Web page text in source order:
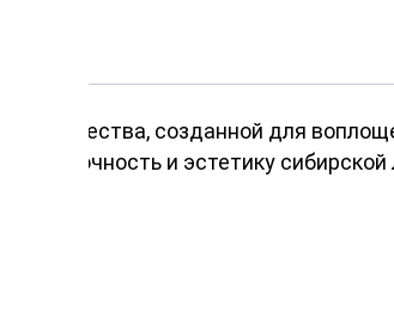
качества, созданной для
прочность и эстетику